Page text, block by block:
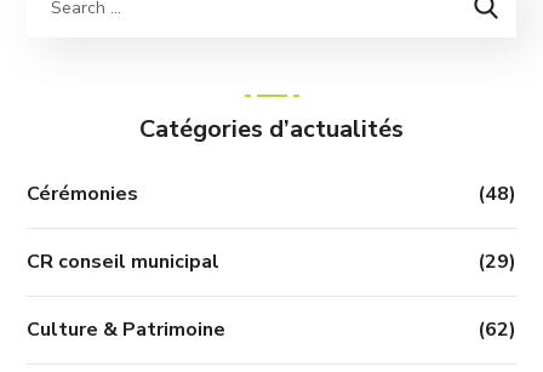
Catégories d’actualités
Cérémonies (48)
CR conseil municipal (29)
Culture & Patrimoine (62)